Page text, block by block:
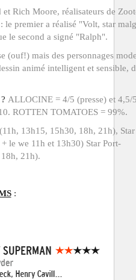
Rich Moore, réalisateurs de
le premier a réalisé "Volt, star
le second a signé "Ralph".
(ouf!) mais des personnages
animé intelligent et sensible,
ALLOCINE = 4/5 (presse) et 4,5/
ROTTEN TOMATOES = 99%.
13h15, 15h30, 18h, 21h), Star
le we 11h et 13h30) Star Port-
21h).
: